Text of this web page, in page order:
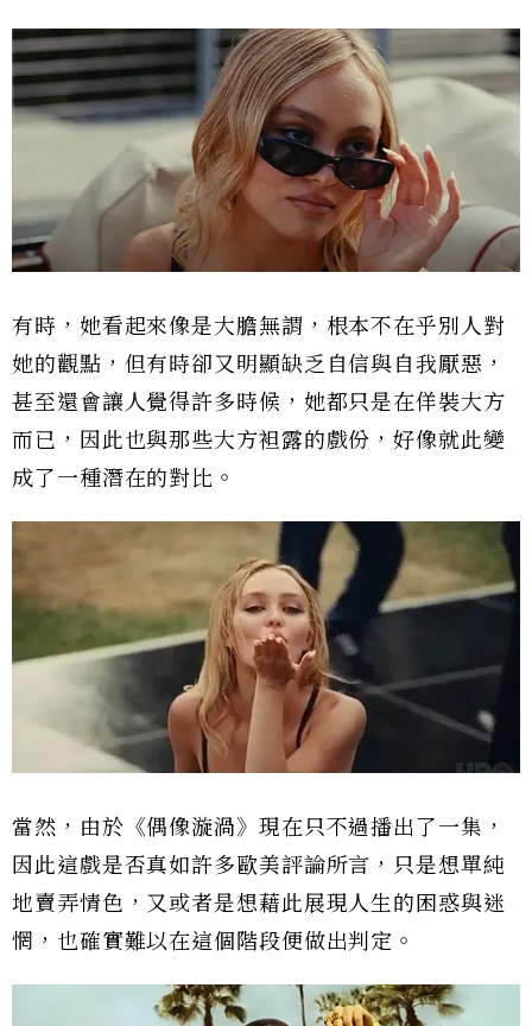
有時，她看起來像是大膽無謂，根本不在乎別人對
她的觀點，但有時卻又明顯缺乏自信與自我厭惡，
甚至還會讓人覺得許多時候，她都只是在佯裝大方
而已，因此也與那些大方袒露的戲份，好像就此變
成了一種潛在的對比。
當然，由於《偶像漩渦》現在只不過播出了一集，
因此這戲是否真如許多歐美評論所言，只是想單純
地賣弄情色，又或者是想藉此展現人生的困惑與迷
惘，也確實難以在這個階段便做出判定。